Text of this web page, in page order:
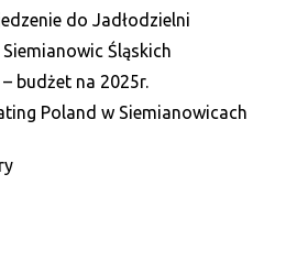
do Jadłodzielni
Śląskich
budżet na 2025r.
Poland w Siemianowicach